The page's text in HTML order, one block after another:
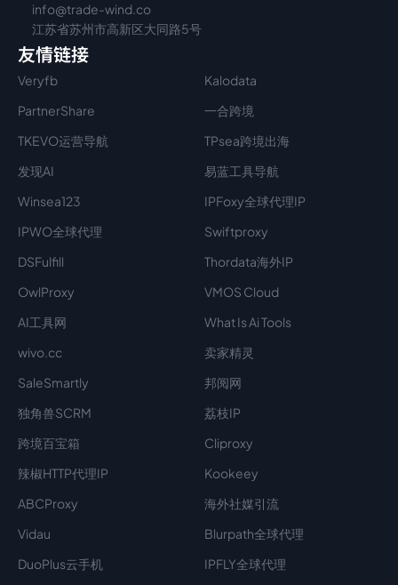
info@trade-wind.co
江苏省苏州市高新区大同路5号
友情链接
Veryfb
Kalodata
PartnerShare
一合跨境
TKEVO运营导航
TPsea跨境出海
发现AI
易蓝工具导航
Winsea123
IPFoxy全球代理IP
IPWO全球代理
Swiftproxy
DSFulfill
Thordata海外IP
OwlProxy
VMOS Cloud
AI工具网
What Is Ai Tools
wivo.cc
卖家精灵
SaleSmartly
邦阅网
独角兽SCRM
荔枝IP
跨境百宝箱
Cliproxy
辣椒HTTP代理IP
Kookeey
ABCProxy
海外社媒引流
Vidau
Blurpath全球代理
DuoPlus云手机
IPFLY全球代理